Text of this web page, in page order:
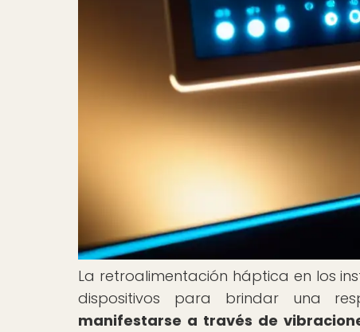
La retroalimentación háptica en los
dispositivos para brindar una
manifestarse a través de